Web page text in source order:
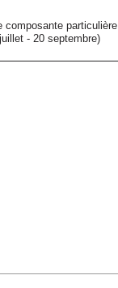
composante particulière
- 20 septembre)